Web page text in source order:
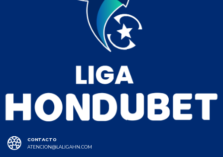
CONTACTO
ATENCION@LALIGAHN.COM